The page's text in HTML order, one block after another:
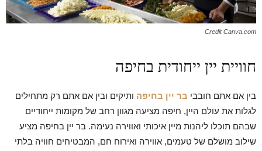
Credit Canva.com
חוויית יין ייחודית בחיפה
בין אם אתם חובבי בר יין בחיפה ותיקים ובין אם אתם רק מתחילים
לגלות את עולם היין, חיפה מציעה מגוון רחב של מקומות ייחודיים
שבהם תוכלו ליהנות מיין איכותי ואווירה נעימה. בר יין בחיפה מציע
שילוב מושלם של טעמים, אווירה ואירוח חם, המבטיחים חוויה בלתי